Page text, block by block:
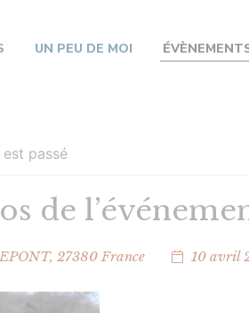
UN PEU DE MOI
du
passé
de
, 27380 France 10 avril